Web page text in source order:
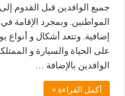
جميع الوافدين قبل القدوم
المواطنين. وبمجرد الإقامة
إضافية. وتتعد أشكال و أنواع
على الحياة والسيارة و
الوافدين بالإضافة …
أكمل القراءة »